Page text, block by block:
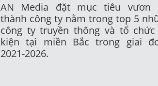
AN Media đặt mục tiêu vươn
thành công ty nằm trong top 5
công ty truyền thông và tổ
kiện tại miền Bắc trong giai
2021-2026.